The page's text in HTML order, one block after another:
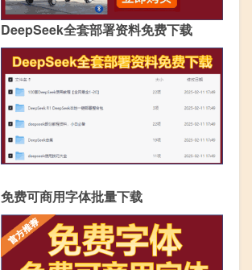
DeepSeek全套部署资料免费下载
免费可商用字体批量下载